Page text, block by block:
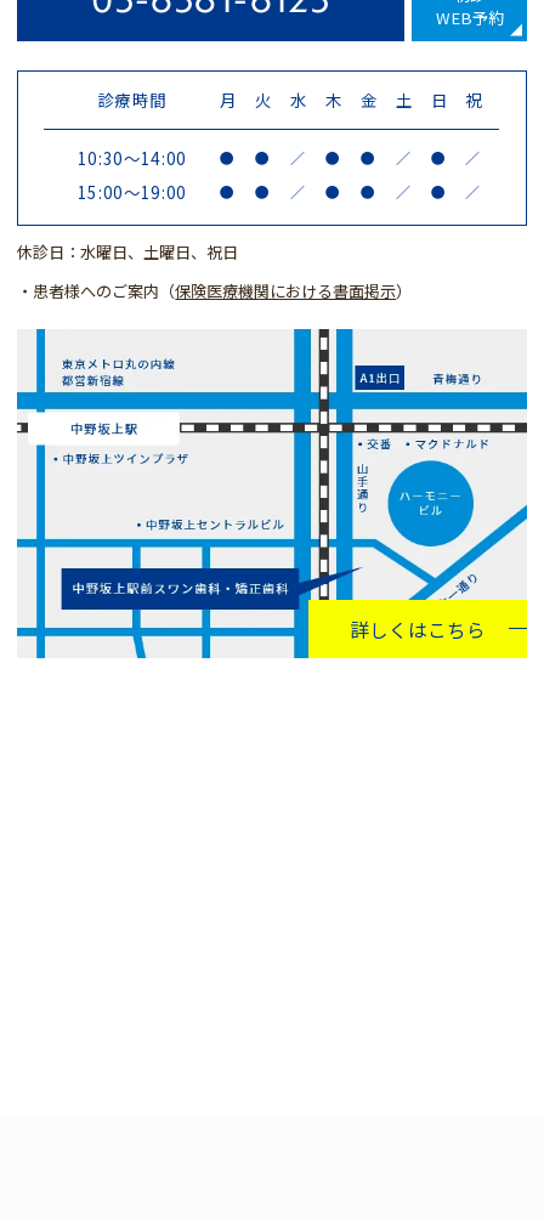
WEB予約
診療時間 月 火 水 木 金 土 日 祝
10:30～14:00 ● ● ／ ● ● ／ ● ／
15:00～19:00 ● ● ／ ● ● ／ ● ／
休診日：水曜日、土曜日、祝日
・患者様へのご案内（保険医療機関における書面掲示）
詳しくはこちら